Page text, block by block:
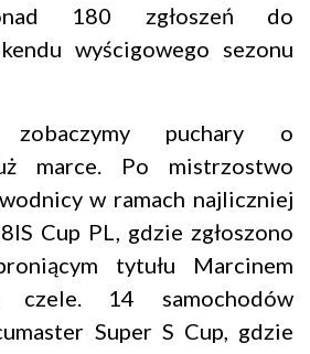
180 zgłoszeń do
wyścigowego sezonu
puchary o
marce. Po mistrzostwo
w ramach najliczniej
Cup PL, gdzie zgłoszono
tytułu Marcinem
czele. 14 samochodów
Super S Cup, gdzie